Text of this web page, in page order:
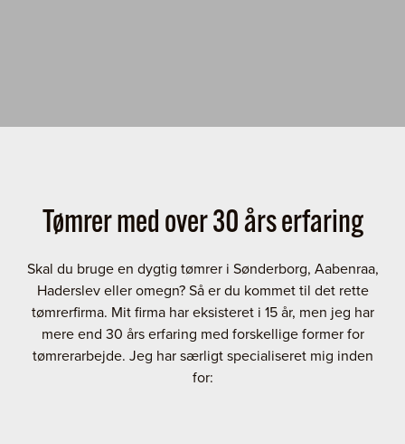
Tømrer med over 30 års erfaring
Skal du bruge en dygtig tømrer i Sønderborg, Aabenraa,
Haderslev eller omegn? Så er du kommet til det rette
tømrerfirma. Mit firma har eksisteret i 15 år, men jeg har
mere end 30 års erfaring med forskellige former for
tømrerarbejde. Jeg har særligt specialiseret mig inden
for:​